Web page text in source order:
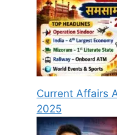
Current Affairs
2025